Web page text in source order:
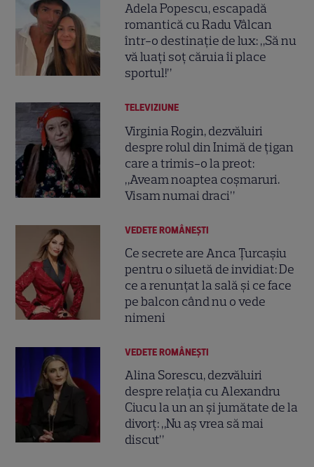
Adela Popescu, escapadă
romantică cu Radu Vâlcan
într-o destinație de lux: „Să nu
vă luați soț căruia îi place
sportul!”
TELEVIZIUNE
Virginia Rogin, dezvăluiri
despre rolul din Inimă de țigan
care a trimis-o la preot:
„Aveam noaptea coșmaruri.
Visam numai draci”
VEDETE ROMÂNEŞTI
Ce secrete are Anca Țurcașiu
pentru o siluetă de invidiat: De
ce a renunțat la sală și ce face
pe balcon când nu o vede
nimeni
VEDETE ROMÂNEŞTI
Alina Sorescu, dezvăluiri
despre relația cu Alexandru
Ciucu la un an și jumătate de la
divorț: „Nu aș vrea să mai
discut”